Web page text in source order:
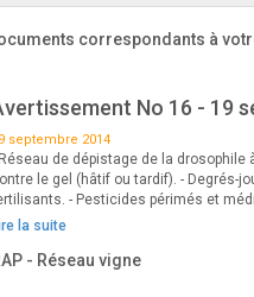
correspondants à
No 16 - 19
septembre 2014
de dépistage de la drosophile
le gel (hâtif ou tardif). - Degrés-
- Pesticides périmés et
la suite
- Réseau vigne